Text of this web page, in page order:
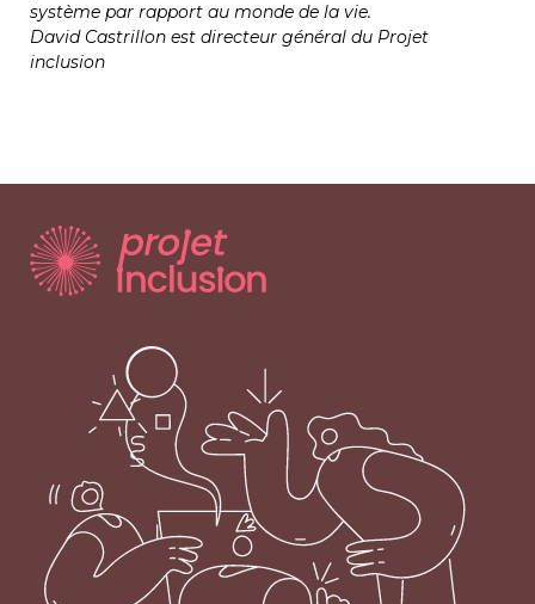
système par rapport au monde de la vie.
David Castrillon est directeur général du Projet
inclusion